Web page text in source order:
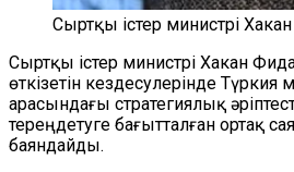
Сыртқы істер министрі
Сыртқы істер министрі Хакан
өткізетін кездесулерінде Түркия
арасындағы стратегиялық
тереңдетуге бағытталған ортақ
баяндайды.